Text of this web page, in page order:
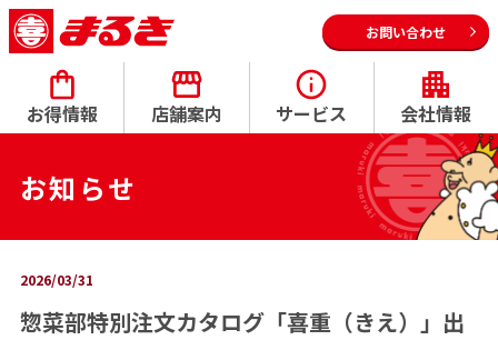
お得情報 店舗案内 サービス 会社情報
お問い合わせ
お知らせ
2026/03/31
惣菜部特別注文カタログ「喜重（きえ）」出